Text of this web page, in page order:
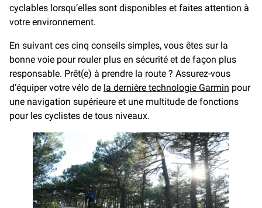
cyclables lorsqu’elles sont disponibles et faites attention à
votre environnement.
En suivant ces cinq conseils simples, vous êtes sur la
bonne voie pour rouler plus en sécurité et de façon plus
responsable. Prêt(e) à prendre la route ? Assurez-vous
d’équiper votre vélo de la dernière technologie Garmin pour
une navigation supérieure et une multitude de fonctions
pour les cyclistes de tous niveaux.